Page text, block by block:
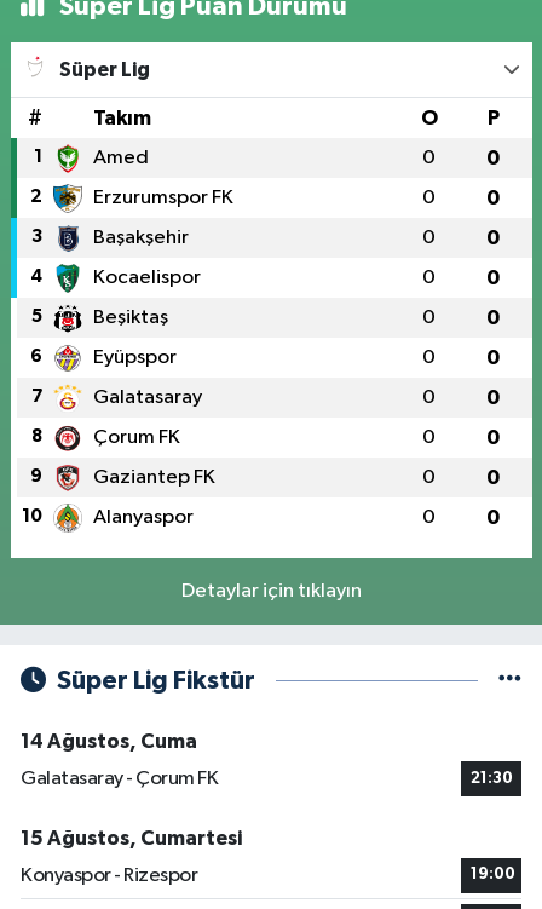
Süper Lig Puan Durumu
Süper Lig
# Takım O P
1 Amed 0 0
2 Erzurumspor FK 0 0
3 Başakşehir 0 0
4 Kocaelispor 0 0
5 Beşiktaş 0 0
6 Eyüpspor 0 0
7 Galatasaray 0 0
8 Çorum FK 0 0
9 Gaziantep FK 0 0
10 Alanyaspor 0 0
Detaylar için tıklayın
Süper Lig Fikstür
14 Ağustos, Cuma
Galatasaray - Çorum FK
21:30
15 Ağustos, Cumartesi
Konyaspor - Rizespor
19:00